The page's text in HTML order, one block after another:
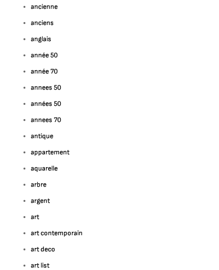
ancienne
anciens
anglais
année 50
année 70
annees 50
années 50
annees 70
antique
appartement
aquarelle
arbre
argent
art
art contemporain
art deco
art list